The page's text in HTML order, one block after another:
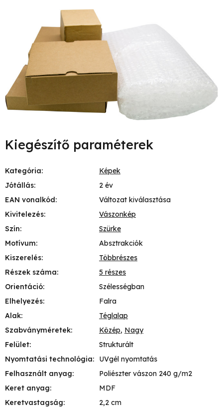
Kiegészítő paraméterek
Kategória:
Képek
Jótállás:
2 év
EAN vonalkód:
Változat kiválasztása
Kivitelezés:
Vászonkép
Szín:
Szürke
Motívum:
Absztrakciók
Kiszerelés:
Többrészes
Részek száma:
5 részes
Orientáció:
Szélességban
Elhelyezés:
Falra
Alak:
Téglalap
Szabványméretek: Közép, Nagy
Felület:
Strukturált
Nyomtatási technológia:
UVgél nyomtatás
Felhasznált anyag:
Poliészter vászon 240 g/m2
Keret anyag:
MDF
Keretvastagság: 2,2 cm